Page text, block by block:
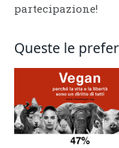
partecipazione!
Queste le